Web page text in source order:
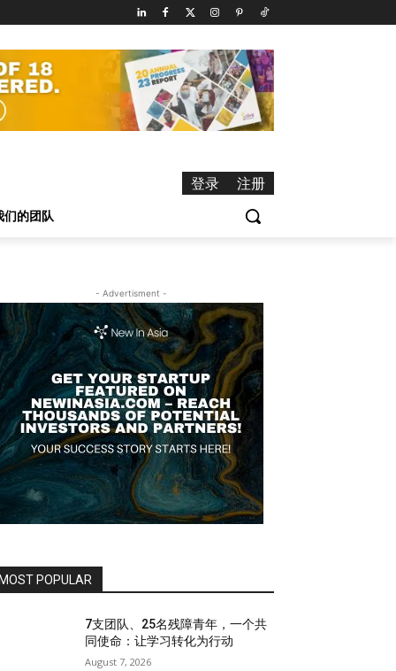
登录
注册
们的团队
- Advertisment -
MOST POPULAR
7支团队、25名残障青年，一个共
同使命：让学习转化为行动
August 7, 2026